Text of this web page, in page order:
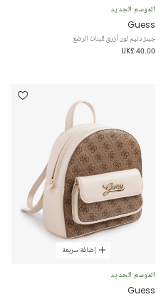
الموسم الجديد
Guess
جينز دنيم لون أزرق للبنات الرضع
UK£ 40.00
إضافة سريعة
الموسم الجديد
Guess